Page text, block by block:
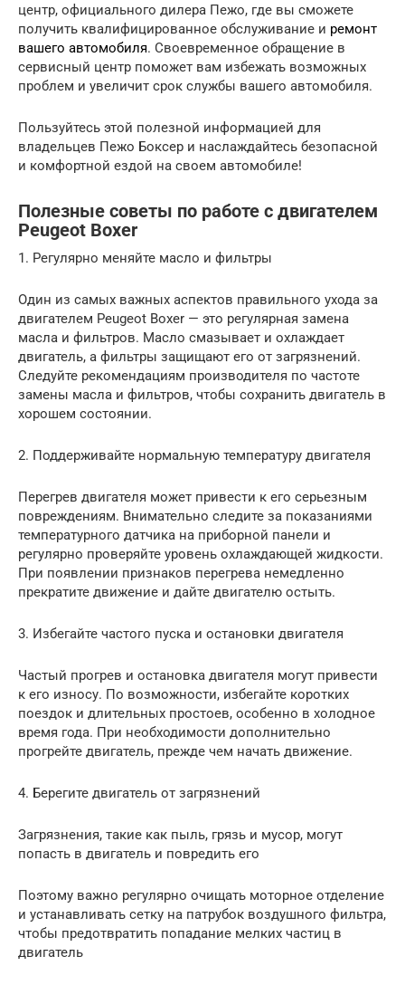
центр, официального дилера Пежо, где вы сможете
получить квалифицированное обслуживание и ремонт
вашего автомобиля. Своевременное обращение в
сервисный центр поможет вам избежать возможных
проблем и увеличит срок службы вашего автомобиля.
Пользуйтесь этой полезной информацией для
владельцев Пежо Боксер и наслаждайтесь безопасной
и комфортной ездой на своем автомобиле!
Полезные советы по работе с двигателем
Peugeot Boxer
1. Регулярно меняйте масло и фильтры
Один из самых важных аспектов правильного ухода за
двигателем Peugeot Boxer — это регулярная замена
масла и фильтров. Масло смазывает и охлаждает
двигатель, а фильтры защищают его от загрязнений.
Следуйте рекомендациям производителя по частоте
замены масла и фильтров, чтобы сохранить двигатель в
хорошем состоянии.
2. Поддерживайте нормальную температуру двигателя
Перегрев двигателя может привести к его серьезным
повреждениям. Внимательно следите за показаниями
температурного датчика на приборной панели и
регулярно проверяйте уровень охлаждающей жидкости.
При появлении признаков перегрева немедленно
прекратите движение и дайте двигателю остыть.
3. Избегайте частого пуска и остановки двигателя
Частый прогрев и остановка двигателя могут привести
к его износу. По возможности, избегайте коротких
поездок и длительных простоев, особенно в холодное
время года. При необходимости дополнительно
прогрейте двигатель, прежде чем начать движение.
4. Берегите двигатель от загрязнений
Загрязнения, такие как пыль, грязь и мусор, могут
попасть в двигатель и повредить его
Поэтому важно регулярно очищать моторное отделение
и устанавливать сетку на патрубок воздушного фильтра,
чтобы предотвратить попадание мелких частиц в
двигатель